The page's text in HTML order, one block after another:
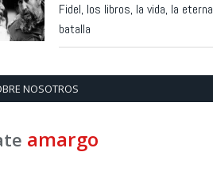
Fidel, los libros, la vida, la eterna
batalla
NOSOTROS
amargo